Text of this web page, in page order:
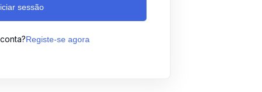
sessão
Registe-se agora
Lost your password?